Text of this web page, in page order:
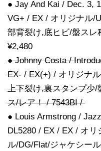
● Jay And Kai / Dec. 3,
VG+ / EX / オリジナル/
部背裂け,底ヒビ/盤スレ
¥2,480
● Johnny Costa /
EX- / EX(+) / オリジナ
上下裂け,裏スタンプ少/
ス/レア！ / 7543BI /
● Louis Armstrong /
DL5280 / EX / EX / オ
ル/DG/Flat/ジャケシー